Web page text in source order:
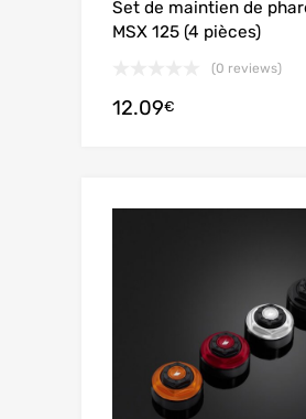
Set de maintien de
MSX 125 (4 pièces)
(0 reviews)
12.09€